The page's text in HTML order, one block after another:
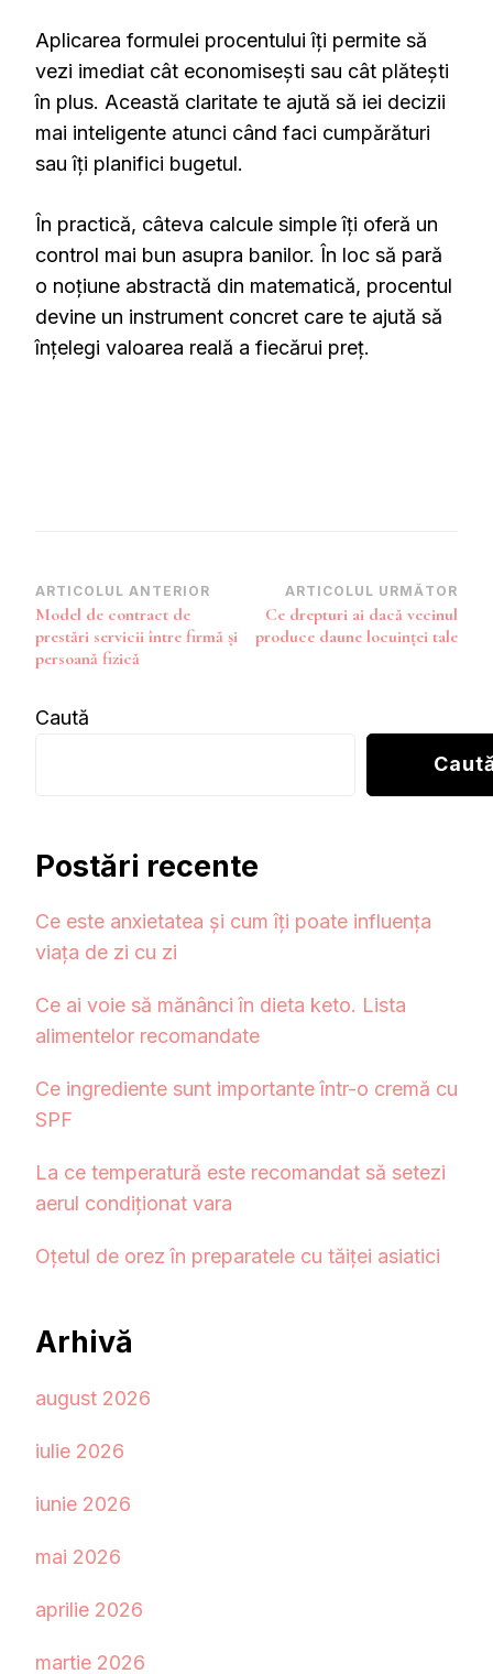
Aplicarea formulei procentului îți permite să
vezi imediat cât economisești sau cât plătești
în plus. Această claritate te ajută să iei decizii
mai inteligente atunci când faci cumpărături
sau îți planifici bugetul.
În practică, câteva calcule simple îți oferă un
control mai bun asupra banilor. În loc să pară
o noțiune abstractă din matematică, procentul
devine un instrument concret care te ajută să
înțelegi valoarea reală a fiecărui preț.
Navigare
în
articole
ARTICOLUL ANTERIOR
Model de contract de
prestări servicii între firmă și
persoană fizică
ARTICOLUL URMĂTOR
Ce drepturi ai dacă vecinul
produce daune locuinței tale
Caută
Postări recente
Ce este anxietatea și cum îți poate influența
viața de zi cu zi
Ce ai voie să mănânci în dieta keto. Lista
alimentelor recomandate
Ce ingrediente sunt importante într-o cremă cu
SPF
La ce temperatură este recomandat să setezi
aerul condiționat vara
Oțetul de orez în preparatele cu tăiței asiatici
Arhivă
august 2026
iulie 2026
iunie 2026
mai 2026
aprilie 2026
martie 2026